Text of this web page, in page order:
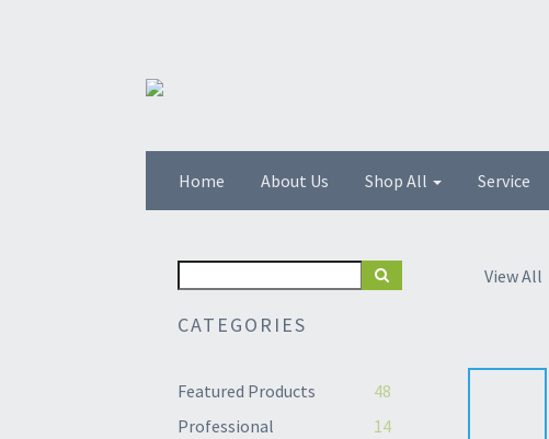
Home About Us Shop All Service
CATEGORIES
Featured Products
48
Professional
14
View All